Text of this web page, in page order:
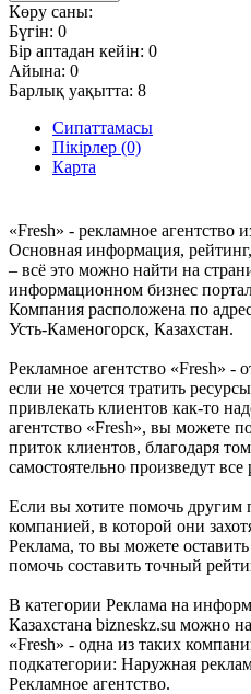
Көру саны:
Бүгін: 0
Бір аптадан кейін: 0
Айына: 0
Барлық уақытта: 8
Сипаттамасы
Пікірлер (0)
Карта
«Fresh» - рекламное агентство
Основная информация,
– всё это можно найти на
информационном бизнес
Компания расположена по
Усть-Каменогорск, Казахстан.
Рекламное агентство «Fresh» -
если не хочется тратить
привлекать клиентов как-то
агентство «Fresh», вы можете
приток клиентов, благодаря
самостоятельно произведут
Если вы хотите помочь другим
компанией, в которой они
Реклама, то вы можете
помочь составить точный
В категории Реклама на
Казахстана bizneskz.su можно
«Fresh» - одна из таких
подкатегории: Наружная
Рекламное агентство.